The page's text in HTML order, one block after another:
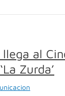
al
Zurda’